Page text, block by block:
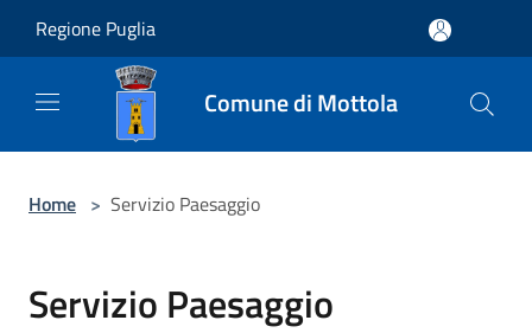
Regione Puglia
Comune di Mottola
Home > Servizio Paesaggio
Servizio Paesaggio